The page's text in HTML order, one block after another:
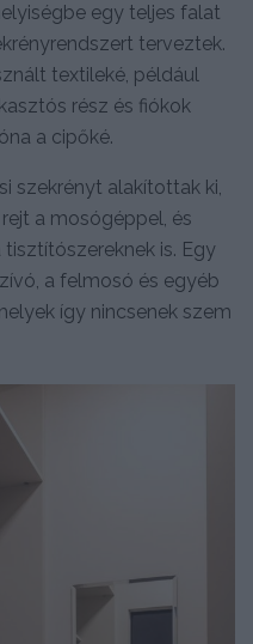
egy teljes falat
terveztek.
textileké, például
rész és fiókok
a cipőké.
szekrényt alakítottak ki,
a mosógéppel, és
is. Egy
a felmosó és egyéb
így nincsenek szem